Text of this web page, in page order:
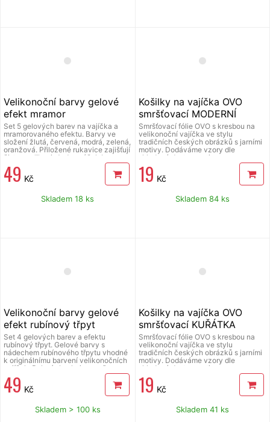
Velikonoční barvy gelové
efekt mramor
Set 5 gelových barev na vajíčka a
mramorovaného efektu. Barvy ve
složení žlutá, červená, modrá, zelená,
oranžová. Přiložené rukavice zajišťují
čistou aplikaci. Jeden sáček barvy
vystačí přibližně na 10 až 15 vajec.
49 Kč
Skladem 18 ks
Košilky na vajíčka OVO
smršťovací MODERNÍ
Smršťovací fólie OVO s kresbou na
velikonoční vajíčka ve stylu
tradičních českých obrázků s jarními
motivy. Dodáváme vzory dle
skladové dostupnosti.
19 Kč
Skladem 84 ks
Velikonoční barvy gelové
efekt rubínový třpyt
Set 4 gelových barev a efektu
rubínový třpyt. Gelové barvy s
nádechem rubínového třpytu vhodné
k originálnímu barvení velikonočních
vajíček. Balení obsahuje oranžovou,
zelenou, modrou a zelenou barvu.
Možnost několika barevných
kombinací s nádechem rubínového
čistou aplikaci. Jeden sáček barvy
vystačí přibližně na 10 až 15 vajec.
49 Kč
Skladem > 100 ks
Košilky na vajíčka OVO
smršťovací KUŘÁTKA
Smršťovací fólie OVO s kresbou na
velikonoční vajíčka ve stylu
tradičních českých obrázků s jarními
motivy. Dodáváme vzory dle
skladové dostupnosti.
19 Kč
Skladem 41 ks